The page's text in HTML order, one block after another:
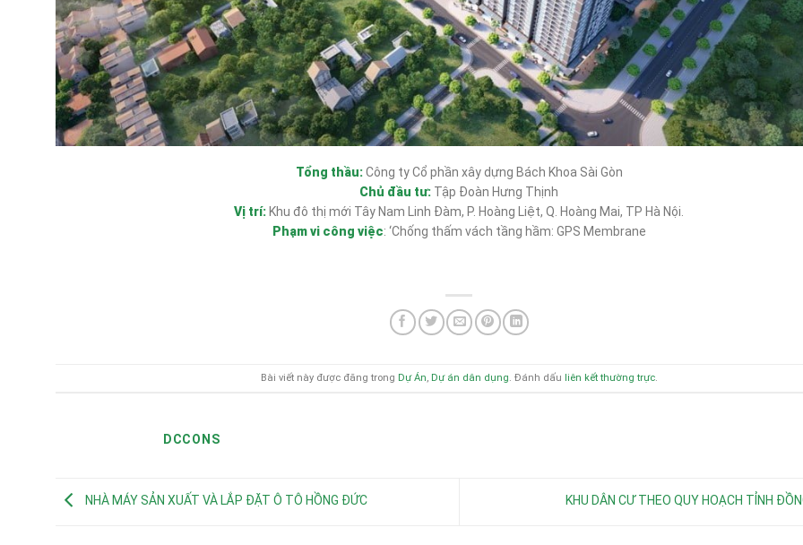
Tổng thầu:Công ty Cổ phần xây dựng Bách Khoa Sài Gòn
Chủ đầu tư: Tập Đoàn Hưng Thịnh
Vị trí: Khu đô thị mới Tây Nam Linh Đàm, P. Hoàng Liệt, Q. Hoàng Mai, TP Hà Nội.
Phạm vi công việc: ‘Chống thấm vách tầng hầm: GPS Membrane
Bài viết này được đăng trong Dự Án, Dự án dân dụng. Đánh dấu liên kết thường trực.
DCCONS
NHÀ MÁY SẢN XUẤT VÀ LẮP ĐẶT Ô TÔ HỒNG ĐỨC KHU DÂN CƯ THEO QUY HOẠCH TỈNH